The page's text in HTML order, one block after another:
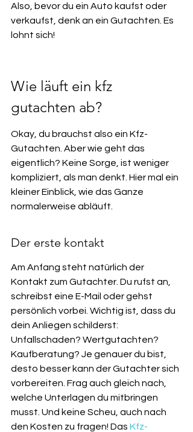
Also, bevor du ein Auto kaufst oder
verkaufst, denk an ein Gutachten. Es
lohnt sich!
Wie läuft ein kfz
gutachten ab?
Okay, du brauchst also ein Kfz-
Gutachten. Aber wie geht das
eigentlich? Keine Sorge, ist weniger
kompliziert, als man denkt. Hier mal ein
kleiner Einblick, wie das Ganze
normalerweise abläuft.
Der erste kontakt
Am Anfang steht natürlich der
Kontakt zum Gutachter. Du rufst an,
schreibst eine E-Mail oder gehst
persönlich vorbei. Wichtig ist, dass du
dein Anliegen schilderst:
Unfallschaden? Wertgutachten?
Kaufberatung? Je genauer du bist,
desto besser kann der Gutachter sich
vorbereiten. Frag auch gleich nach,
welche Unterlagen du mitbringen
musst. Und keine Scheu, auch nach
den Kosten zu fragen! Das Kfz-